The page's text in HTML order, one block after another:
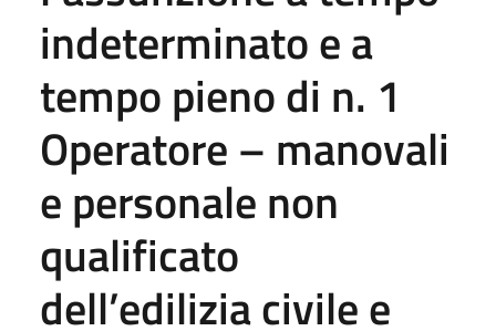
indeterminato e a
tempo pieno di n. 1
Operatore – manovali
e personale non
qualificato
dell’edilizia civile e